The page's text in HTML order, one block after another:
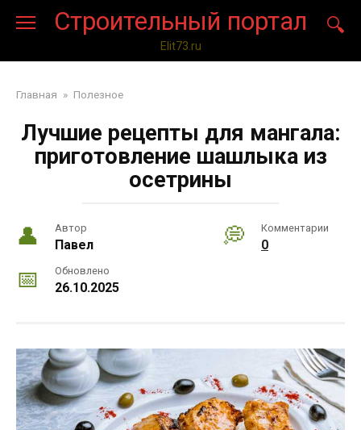
Строительный портал
Elit73.ru
Главная » Полезное
Лучшие рецепты для мангала:
приготовление шашлыка из
осетрины
Автор
Павел
Комментарии
0
Обновлено
26.10.2025